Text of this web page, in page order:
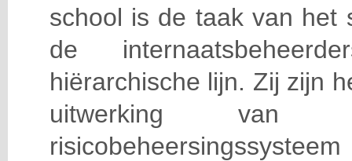
school is de taak van het
de
hiërarchische lijn. Zij zijn
uitwerking van